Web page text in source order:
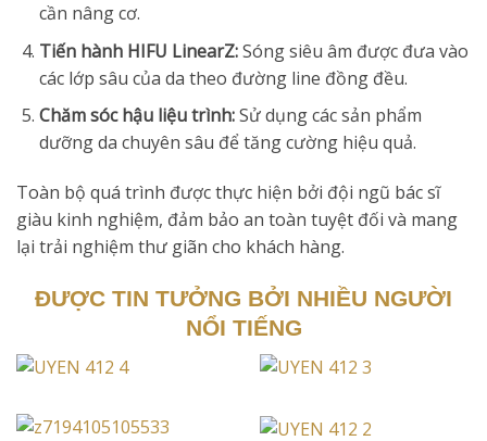
cần nâng cơ.
Tiến hành HIFU LinearZ:Sóng siêu âm được đưa vào
các lớp sâu của da theo đường line đồng đều.
Chăm sóc hậu liệu trình:Sử dụng các sản phẩm
dưỡng da chuyên sâu để tăng cường hiệu quả.
Toàn bộ quá trình được thực hiện bởi đội ngũ bác sĩ
giàu kinh nghiệm, đảm bảo an toàn tuyệt đối và mang
lại trải nghiệm thư giãn cho khách hàng.
ĐƯỢC TIN TƯỞNG BỞI NHIỀU NGƯỜI
NỔI TIẾNG